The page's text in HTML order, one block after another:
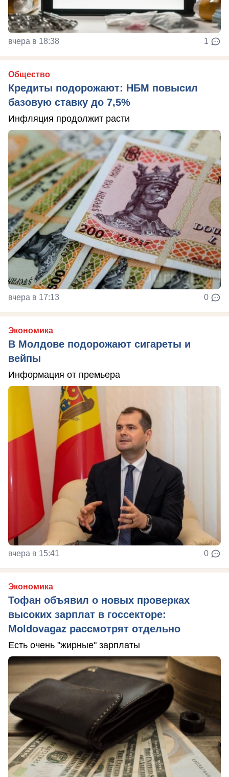
вчера в 18:38 1
Общество
Кредиты подорожают: НБМ повысил
базовую ставку до 7,5%
Инфляция продолжит расти
вчера в 17:13 0
Экономика
В Молдове подорожают сигареты и
вейпы
Информация от премьера
вчера в 15:41 0
Экономика
Тофан объявил о новых проверках
высоких зарплат в госсекторе:
Moldovagaz рассмотрят отдельно
Есть очень "жирные" зарплаты